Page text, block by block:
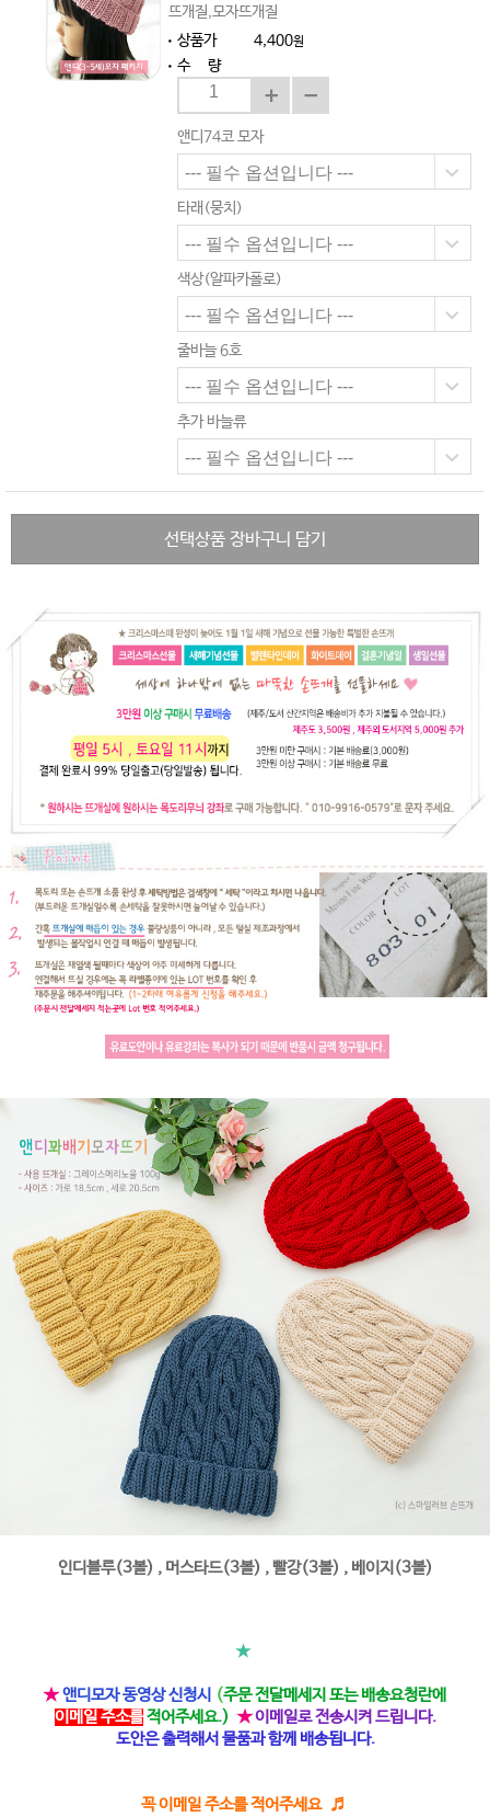
뜨개질,모자뜨개질
상품가
4,400원
수 량
앤디74코 모자
타래(뭉치)
색상(알파카폴로)
줄바늘 6호
추가 바늘류
선택상품 장바구니 담기
인디블루(3볼) , 머스타드(3볼) , 빨강(3볼) , 베이지(3볼)
★
★앤디모자 동영상 신청시 (주문 전달메세지 또는 배송요청란에
이메일 주소를 적어주세요.) ★ 이메일로 전송시켜 드립니다.
도안은 출력해서 물품과 함께 배송됩니다.
꼭 이메일 주소를 적어주세요 ♬